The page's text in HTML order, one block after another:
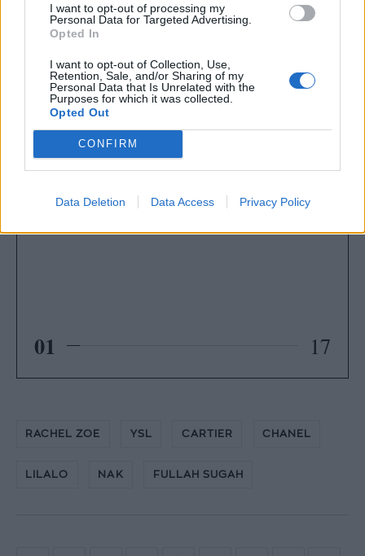
I want to opt-out of processing my
Personal Data for Targeted Advertising.
Opted In
I want to opt-out of Collection, Use,
Retention, Sale, and/or Sharing of my
Personal Data that Is Unrelated with the
Purposes for which it was collected.
Opted Out
CONFIRM
Data Deletion Data Access Privacy Policy
01 17
RACHEL ZOE YSL CARTIER CHANEL
LILALO NAK FULLAH SUGAH